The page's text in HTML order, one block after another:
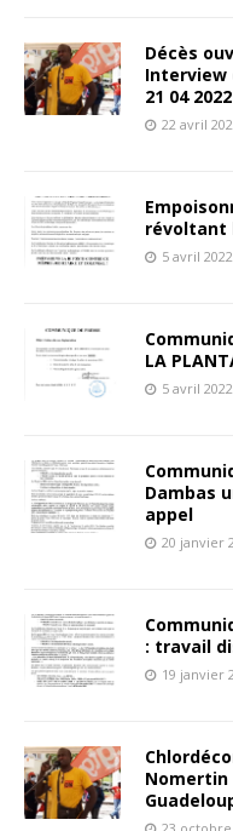
Décès
Interview
21 04 2022
22 avril
révoltant
5 avril 2022
LA
5 avril 2022
Dambas
appel
20 janvier
: travail
19 janvier
Nomertin